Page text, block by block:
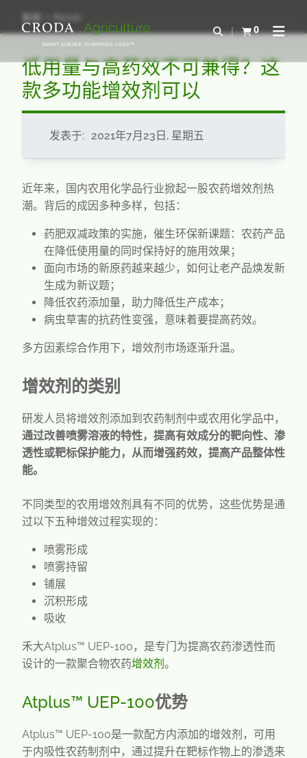
CONTENTSMART SCIENCE TO IMPROVE LIVES™
Open Search
0
查看购物车Open
低用量与高药效不可兼得？这
款多功能增效剂可以
发表于: 2021年7月23日, 星期五
近年来，国内农用化学品行业掀起一股农药增效剂热
潮。背后的成因多种多样，包括：
药肥双减政策的实施，催生环保新课题：农药产品
在降低使用量的同时保持好的施用效果；
面向市场的新原药越来越少，如何让老产品焕发新
生成为新议题；
降低农药添加量，助力降低生产成本；
病虫草害的抗药性变强，意味着要提高药效。
多方因素综合作用下，增效剂市场逐渐升温。
增效剂的类别
研发人员将增效剂添加到农药制剂中或农用化学品中，
通过改善喷雾溶液的特性，提高有效成分的靶向性、渗
透性或靶标保护能力，从而增强药效，提高产品整体性
能。
不同类型的农用增效剂具有不同的优势，这些优势是通
过以下五种增效过程实现的：
喷雾形成
喷雾持留
铺展
沉积形成
吸收
禾大Atplus™ UEP-100，是专门为提高农药渗透性而
设计的一款聚合物农药增效剂 。
Atplus™ UEP-100优势
Atplus™ UEP-100是一款配方内添加的增效剂，可用
于内吸性农药制剂中，通过提升在靶标作物上的渗透来